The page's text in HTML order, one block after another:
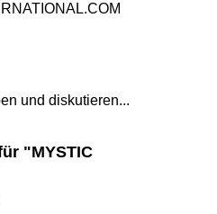
und diskutieren...
"MYSTIC